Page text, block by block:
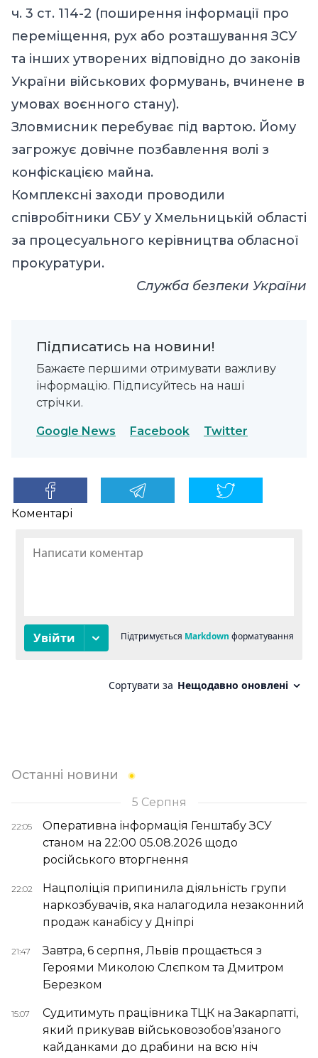
ч. 3 ст. 114-2 (поширення інформації про
переміщення, рух або розташування ЗСУ
та інших утворених відповідно до законів
України військових формувань, вчинене в
умовах воєнного стану).
Зловмисник перебуває під вартою. Йому
загрожує довічне позбавлення волі з
конфіскацією майна.
Комплексні заходи проводили
співробітники СБУ у Хмельницькій області
за процесуального керівництва обласної
прокуратури.
Служба безпеки України
Підписатись на новини!
Бажаєте першими отримувати важливу
інформацію. Підписуйтесь на наші
стрічки.
Google News Facebook Twitter
Коментарі
Останні новини
5 Серпня
22:05
Оперативна інформація Генштабу ЗСУ
станом на 22:00 05.08.2026 щодо
російського вторгнення
22:02
Нацполіція припинила діяльність групи
наркозбувачів, яка налагодила незаконний
продаж канабісу у Дніпрі
21:47
Завтра, 6 серпня, Львів прощається з
Героями Миколою Слєпком та Дмитром
Березком
15:07
Судитимуть працівника ТЦК на Закарпатті,
який прикував військовозобов’язаного
кайданками до драбини на всю ніч